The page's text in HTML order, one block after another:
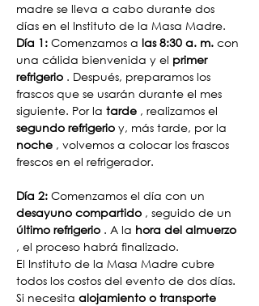
madre se lleva a cabo durante dos
días en el Instituto de la Masa Madre.
Día 1: Comenzamos a las 8:30 a. m. con
una cálida bienvenida y el primer
refrigerio . Después, preparamos los
frascos que se usarán durante el mes
siguiente. Por la tarde , realizamos el
segundo refrigerio y, más tarde, por la
noche , volvemos a colocar los frascos
frescos en el refrigerador.
Día 2: Comenzamos el día con un
desayuno compartido , seguido de un
último refrigerio . A la hora del almuerzo
, el proceso habrá finalizado.
El Instituto de la Masa Madre cubre
todos los costos del evento de dos días.
Si necesita alojamiento o transporte